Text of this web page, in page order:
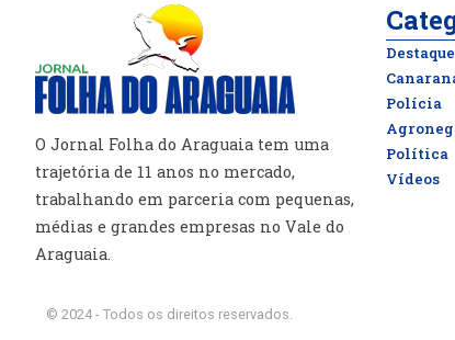
O Jornal Folha do Araguaia tem uma
trajetória de 11 anos no mercado,
trabalhando em parceria com pequenas,
médias e grandes empresas no Vale do
Araguaia.
Polícia
Política
Vídeos
© 2024 - Todos os direitos reservados.